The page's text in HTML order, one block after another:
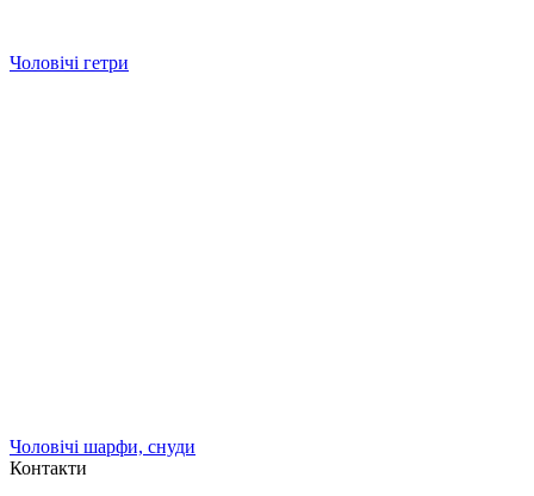
Чоловічі гетри
Чоловічі шарфи, снуди
Контакти